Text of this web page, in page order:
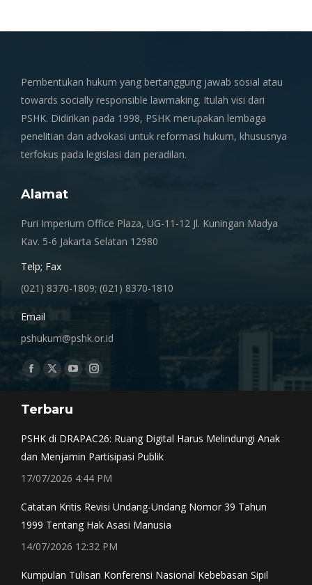
Pembentukan hukum yang bertanggung jawab sosial atau
towards socially responsible lawmaking. Itulah visi dari
PSHK. Didirikan pada 1998, PSHK merupakan lembaga
penelitian dan advokasi untuk reformasi hukum, khususnya
terfokus pada legislasi dan peradilan.
Alamat
Puri Imperium Office Plaza, UG-11-12 Jl. Kuningan Madya
Kav. 5-6 Jakarta Selatan 12980
Telp; Fax
(021) 8370-1809; (021) 8370-1810
Email
pshukum@pshk.or.id
Find us on:
Facebook
opens
window
X
opens
window
YouTube
opens
Instagram
window
Terbaru
PSHK di DRAPAC26: Ruang Digital Harus Melindungi Anak
dan Menjamin Partisipasi Publik
17/07/2026 4:44 PM
Catatan Kritis Revisi Undang-Undang Nomor 39 Tahun
1999 Tentang Hak Asasi Manusia
14/07/2026 12:32 PM
Kumpulan Tulisan Konferensi Nasional Kebebasan Sipil